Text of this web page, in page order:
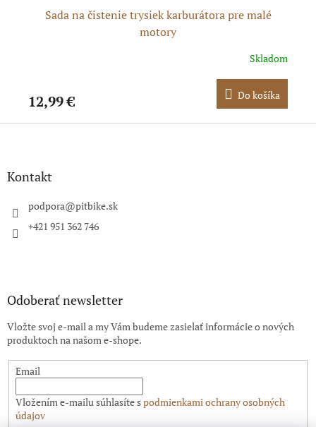
Sada na čistenie trysiek karburátora pre malé
motory
Skladom
12,99 € Do košíka
Z
Kontakt
podpora@pitbike.sk
+421 951 362 746
Odoberať newsletter
Vložte svoj e-mail a my Vám budeme zasielať informácie o nových
produktoch na našom e-shope.
Email
Vložením e-mailu súhlasíte spodmienkami ochrany osobných
údajov